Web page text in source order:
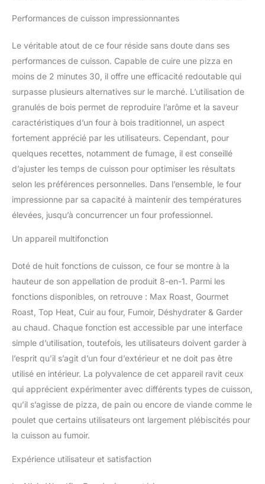
kg de bœuf, 2 carrés de
ou une pizza de 30cm
TECHNOLOGIE
WOODFIRE: ajoutez
facilement des arômes
fumés à tout ce que
vous faites avec des
granulés 100% bois
Woodfire. Fumage lent et
faible pour des viandes
tendres. Inclut des sacs
starter avec des
mélanges robuste et tout
usage DANS LA BOÎTE:
four d'extérieur Ninja
Woodfire, pierre à pizza,
fumage, pelle à granulés,
2x sacs starter de
granulés. 2400W. Poids:
14,6kg. Couleur: orange
foncé DIMENSIONS: H
38cm x L 45,7cm x P
54,6cm environ.
Utilisation extérieure
Performances de cuisson impressionnantes
Le véritable atout de ce four réside sans doute dans ses
performances de cuisson. Capable de cuire une pizza en
moins de 2 minutes 30, il offre une efficacité redoutable qui
surpasse plusieurs alternatives sur le marché. L’utilisation de
granulés de bois permet de reproduire l’arôme et la saveur
caractéristiques d’un four à bois traditionnel, un aspect
fortement apprécié par les utilisateurs. Cependant, pour
quelques recettes, notamment de fumage, il est conseillé
d’ajuster les temps de cuisson pour optimiser les résultats
selon les préférences personnelles. Dans l’ensemble, le four
impressionne par sa capacité à maintenir des températures
élevées, jusqu’à concurrencer un four professionnel.
Un appareil multifonction
Doté de huit fonctions de cuisson, ce four se montre à la
hauteur de son appellation de produit 8-en-1. Parmi les
fonctions disponibles, on retrouve : Max Roast, Gourmet
Roast, Top Heat, Cuir au four, Fumoir, Déshydrater & Garder
au chaud. Chaque fonction est accessible par une interface
simple d’utilisation, toutefois, les utilisateurs doivent garder à
l’esprit qu’il s’agit d’un four d’extérieur et ne doit pas être
utilisé en intérieur. La polyvalence de cet appareil ravit ceux
qui apprécient expérimenter avec différents types de cuisson,
qu’il s’agisse de pizza, de pain ou encore de viande comme le
poulet que certains utilisateurs ont largement plébiscités pour
la cuisson au fumoir.
Expérience utilisateur et satisfaction